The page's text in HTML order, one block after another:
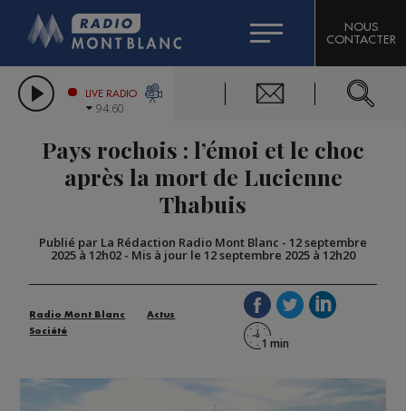
LES CHRONIQUES DE L'EXPERT
CITIZEN MACHINERY
GRAND MASSIF DOMAINES SKIABLES
BIGARD
COMPAGNIE DU MONT-BLANC
NOUS
CONTACTER
LIVE RADIO
94.60
Pays rochois : l’émoi et le choc
après la mort de Lucienne
Thabuis
Publié par La Rédaction Radio Mont Blanc - 12 septembre
2025 à 12h02 - Mis à jour le 12 septembre 2025 à 12h20
Radio Mont Blanc
Actus
Société